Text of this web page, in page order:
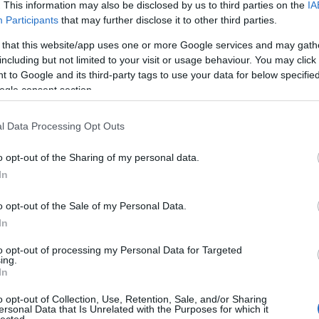
This information may also be disclosed by us to third parties on the
Participants that may further disclose it to other third parties.
that this website/app uses one or more Google services and may
but not limited to your visit or usage behaviour. You may
to Google and its third-party tags to use your data for below
consent section.
Data Processing Opt Outs
opt-out of the Sharing of my personal data.
opt-out of the Sale of my Personal Data.
opt-out of processing my Personal Data for Targeted
opt-out of Collection, Use, Retention, Sale, and/or Sharing
Data that Is Unrelated with the Purposes for which it
(
(18